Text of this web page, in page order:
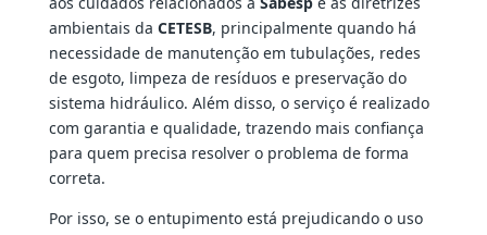
ambientais da CETESB, principalmente quando há
necessidade de manutenção em tubulações, redes
de esgoto, limpeza de resíduos e preservação do
sistema hidráulico. Além disso, o serviço é realizado
com garantia e qualidade, trazendo mais confiança
para quem precisa resolver o problema de forma
correta.
Por isso, se o entupimento está prejudicando o uso